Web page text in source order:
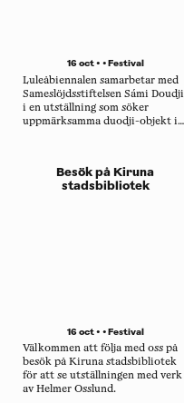
16 oct • • Festival
Luleåbiennalen samarbetar med
Sameslöjdsstiftelsen Sámi Doudji
i en utställning som söker
uppmärksamma duodji-objekt i
kontexter.Besök på Kiruna
stadsbibliotek
16 oct • • Festival
Välkommen att följa med oss på
besök på Kiruna stadsbibliotek
för att se utställningen med verk
av Helmer Osslund.